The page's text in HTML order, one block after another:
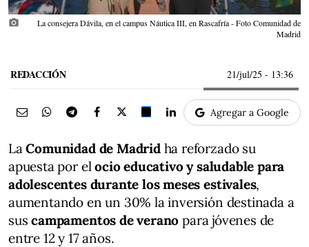
photo_camera
La consejera Dávila, en el campus Náutica III, en Rascafría - Foto Comunidad de
Madrid
REDACCIÓN 21/jul/25 - 13:36
Agregar a Google
LaComunidad de Madridha reforzado su
apuesta por elocio educativo y saludable para
adolescentes durante los meses estivales,
aumentando en un 30% la inversión destinada a
suscampamentos de verano para jóvenes de
entre 12 y 17 años.